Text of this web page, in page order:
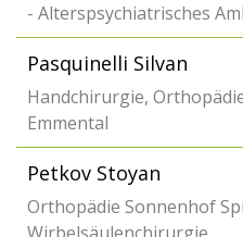
- Alterspsychiatrisches
Pasquinelli Silvan
Handchirurgie,
Emmental
Petkov Stoyan
Orthopädie Sonnenhof